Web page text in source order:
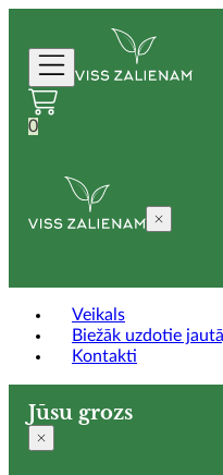
0
Veikals
Biežāk uzdotie
Kontakti
Jūsu grozs